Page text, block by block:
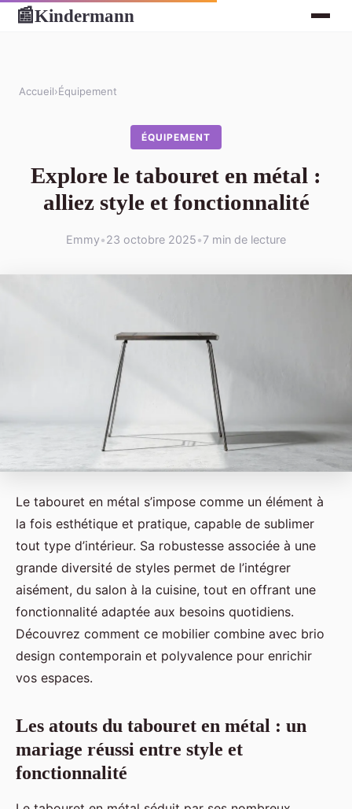
📰Kindermann
Accueil›Équipement
ÉQUIPEMENT
Explore le tabouret en métal :
alliez style et fonctionnalité
Emmy•23 octobre 2025•7 min de lecture
Le tabouret en métal s’impose comme un élément à
la fois esthétique et pratique, capable de sublimer
tout type d’intérieur. Sa robustesse associée à une
grande diversité de styles permet de l’intégrer
aisément, du salon à la cuisine, tout en offrant une
fonctionnalité adaptée aux besoins quotidiens.
Découvrez comment ce mobilier combine avec brio
design contemporain et polyvalence pour enrichir
vos espaces.
Les atouts du tabouret en métal : un
mariage réussi entre style et
fonctionnalité